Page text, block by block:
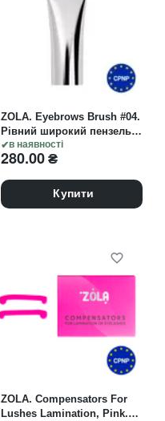
в наявності
ZOLA. Eyebrows Brush #04.
Рівний широкий пензель
для професійного
ламінування вій та брів
280.00₴
Купити
ZOLA. Compensators For
Lushes Lamination, Pink.